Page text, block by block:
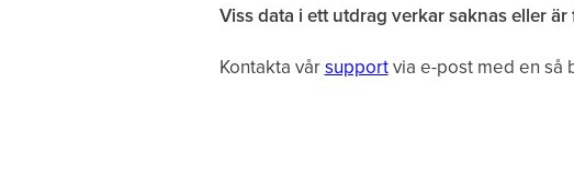
Viss data i ett utdrag verkar saknas eller är
Kontakta vårsupportvia e-post med en så